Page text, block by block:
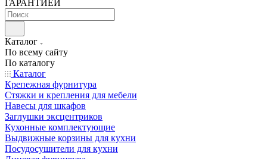
ГАРАНТИЕЙ
Каталог
По всему сайту
По каталогу
Каталог
Крепежная фурнитура
Стяжки и крепления для мебели
Навесы для шкафов
Заглушки эксцентриков
Кухонные комплектующие
Выдвижные корзины для кухни
Посудосушители для кухни